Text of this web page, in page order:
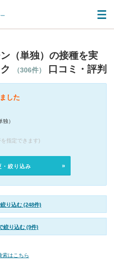
（単独）の接種を実
（306件） 口コミ・評判
した
）
指定できます)
・絞り込み
り込む (248件)
絞り込む (9件)
索はこちら